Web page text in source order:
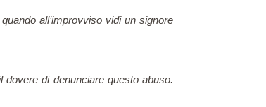
all’improvviso vidi un signore
di denunciare questo abuso.